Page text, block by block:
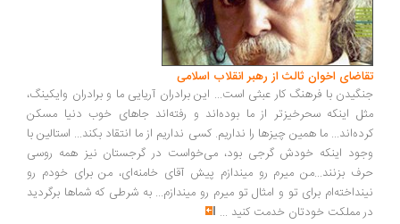
تقاضای اخوان ثالث از رهبر انقلاب اسلامی
جنگیدن با فرهنگ کار عبثی است... این برادران آریایی ما و برادران وایکینگ،
مثل اینکه سحرخیزتر از ما بوده‌اند و رفته‌اند جاهای خوب دنیا مسکن
کرده‌اند... ما همین چیزها را نداریم. کسی نداریم از ما انتقاد بکند... استالین با
وجود اینکه خودش گرجی بود، می‌خواست در گرجستان نیز همه روسی
حرف بزنند...من میرم رو میندازم پیش آقای خامنه‌ای، من برای خودم رو
نینداخته‌ام برای تو و امثال تو میرم رو میندازم... به شرطی که شماها برگردید
در مملکت خودتان خدمت کنید ...